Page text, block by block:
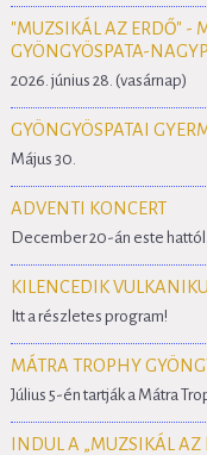
"MUZSIKÁL AZ ERDŐ" -
GYÖNGYÖSPATA-
2026. június 28. (vasárnap)
GYÖNGYÖSPATAI
Május 30.
ADVENTI KONCERT
December 20-án este hattól.
KILENCEDIK
Itt a részletes program!
MÁTRA TROPHY
Július 5-én tartják a Mátra
INDUL A „MUZSIKÁL